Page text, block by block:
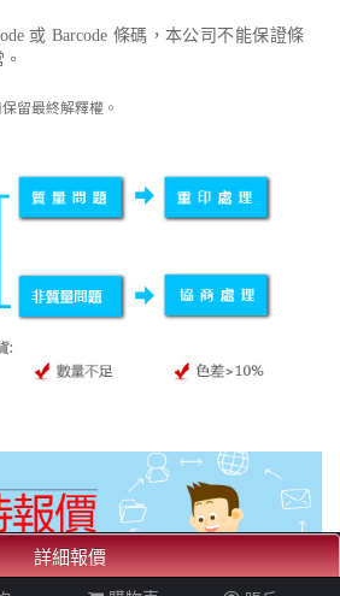
或 Barcode 條碼，本公司不能保證條
留最終解釋權。
詳細報價